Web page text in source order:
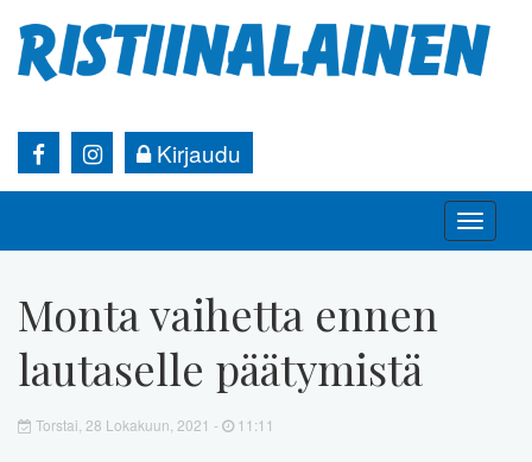
Kirjaudu
Toggle
Monta vaihetta ennen
lautaselle päätymistä
Torstai, 28 Lokakuun, 2021 - 11:11